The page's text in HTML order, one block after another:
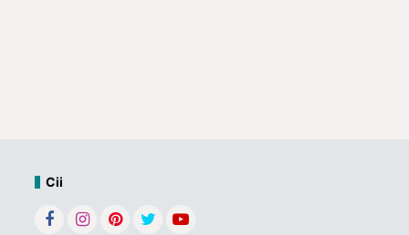
Tegaskan Sikap
Pedagang Pasar
Cii